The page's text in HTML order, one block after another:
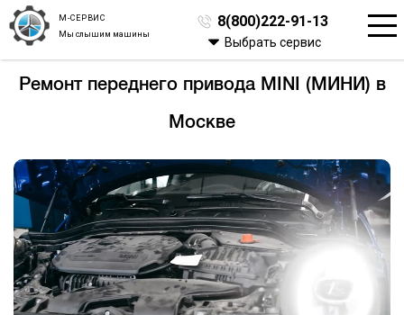
М-СЕРВИС
Мы слышим машины
8(800)222-91-13
Выбрать сервис
Ремонт переднего привода MINI (МИНИ) в
Москве